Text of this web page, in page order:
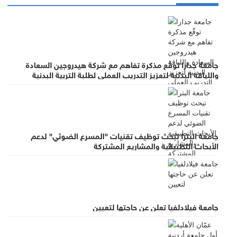
جامعة جدارا توقّع مذكرة تفاهم مع شركة هيدروجين السعادة
واللياقة البدنية لتعزيز التدريب العملي لطلبة التربية البدنية
جامعة البترا تبحث توظيف تقنيات "المسرع الضوئي" لدعم
الأبحاث التطبيقية والمشاريع المشتركة
جامعة فيلادلفيا تعلن عن حاجتها لتعيين